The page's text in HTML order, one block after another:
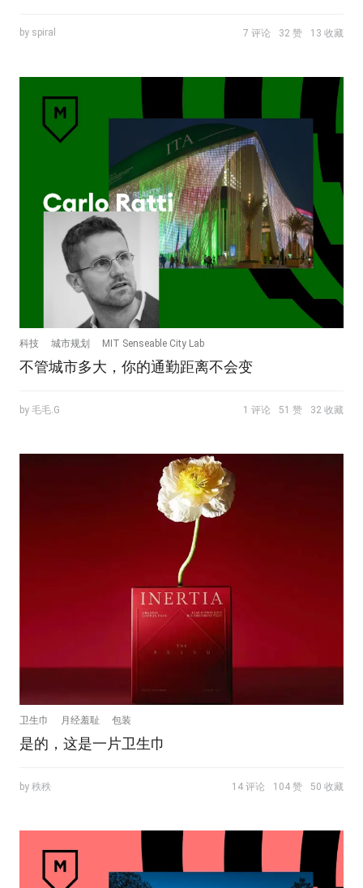
by spiral 7 评论 32 赞 13 收藏
科技 城市规划 MIT Senseable City Lab
不管城市多大，你的通勤距离不会变
by 毛毛.G 1 评论 51 赞 32 收藏
卫生巾 月经羞耻 包装
是的，这是一片卫生巾
by 秩秩 14 评论 104 赞 50 收藏